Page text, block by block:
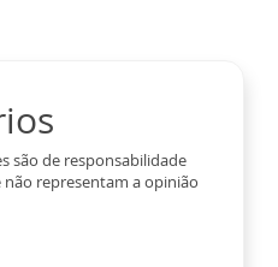
são de responsabilidade
não representam a opinião